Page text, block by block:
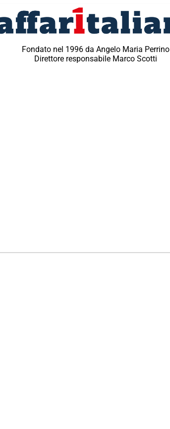
Fondato nel 1996 da Angelo Maria Perrino
Direttore responsabile Marco Scotti